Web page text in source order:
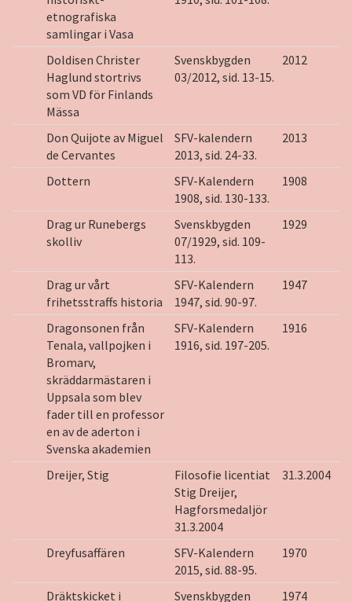
etnografiska
samlingar i Vasa
Doldisen Christer
Haglund stortrivs
som VD för Finlands
Mässa
Svenskbygden
03/2012, sid. 13-15.
2012
Don Quijote av Miguel
de Cervantes
SFV-kalendern
2013, sid. 24-33.
2013
Dottern
SFV-Kalendern
1908, sid. 130-133.
1908
Drag ur Runebergs
skolliv
Svenskbygden
07/1929, sid. 109-
113.
1929
Drag ur vårt
frihetsstraffs historia
SFV-Kalendern
1947, sid. 90-97.
1947
Dragonsonen från
Tenala, vallpojken i
Bromarv,
skräddarmästaren i
Uppsala som blev
fader till en professor
en av de aderton i
Svenska akademien
SFV-Kalendern
1916, sid. 197-205.
1916
Dreijer, Stig
Filosofie licentiat
Stig Dreijer,
Hagforsmedaljör
31.3.2004
31.3.2004
Dreyfusaffären
SFV-Kalendern
2015, sid. 88-95.
1970
Dräktskicket i
Svenskbygden
1974